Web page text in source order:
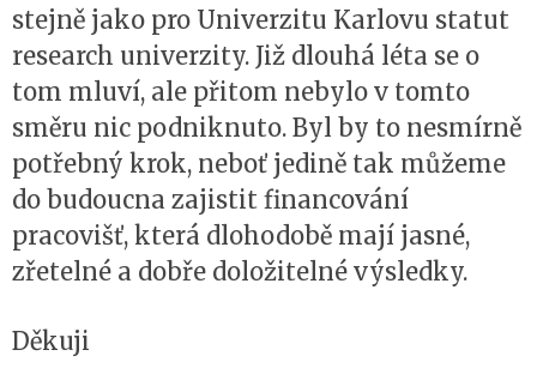
stejně jako pro Univerzitu Karlovu statut
research univerzity. Již dlouhá léta se o
tom mluví, ale přitom nebylo v tomto
směru nic podniknuto. Byl by to nesmírně
potřebný krok, neboť jedině tak můžeme
do budoucna zajistit financování
pracovišť, která dlohodobě mají jasné,
zřetelné a dobře doložitelné výsledky.
Děkuji